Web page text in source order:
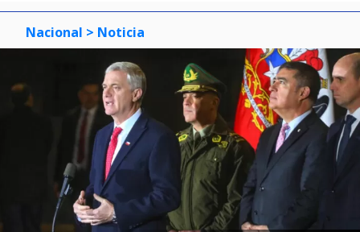
Nacional > Noticia